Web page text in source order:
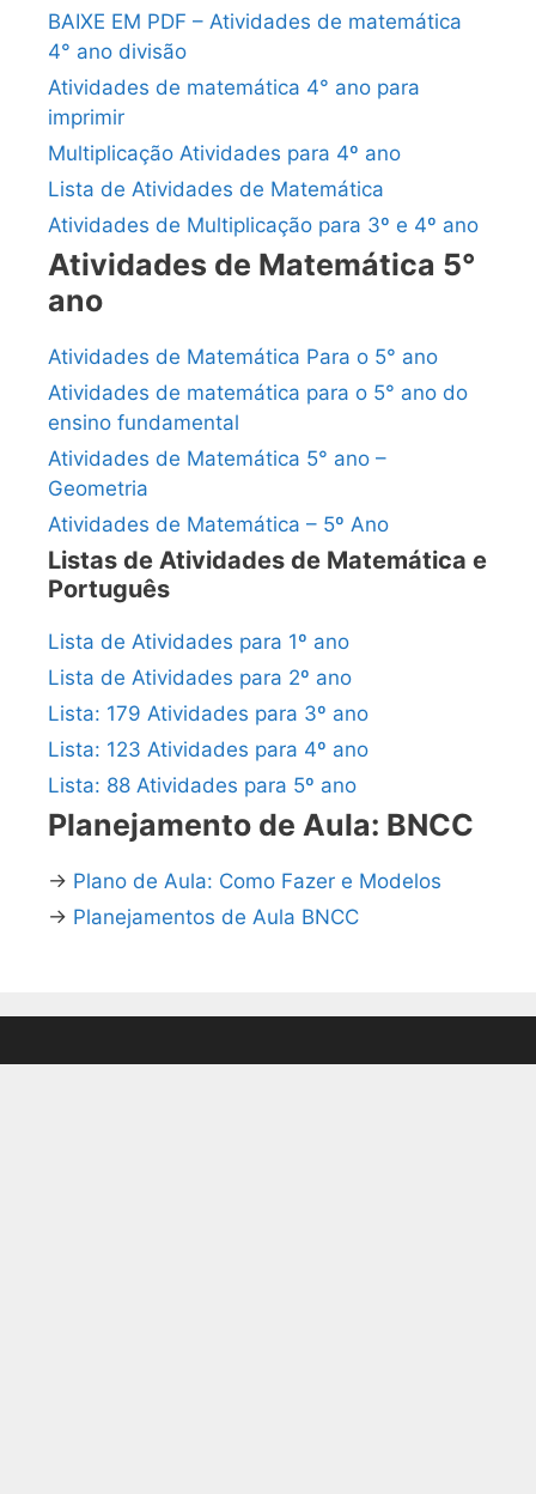
BAIXE EM PDF – Atividades de matemática
4° ano divisão
Atividades de matemática 4° ano para
imprimir
Multiplicação Atividades para 4º ano
Lista de Atividades de Matemática
Atividades de Multiplicação para 3º e 4º ano
Atividades de Matemática 5°
ano
Atividades de Matemática Para o 5° ano
Atividades de matemática para o 5° ano do
ensino fundamental
Atividades de Matemática 5° ano –
Geometria
Atividades de Matemática – 5º Ano
Listas de Atividades de Matemática e
Português
Lista de Atividades para 1º ano
Lista de Atividades para 2º ano
Lista: 179 Atividades para 3º ano
Lista: 123 Atividades para 4º ano
Lista: 88 Atividades para 5º ano
Planejamento de Aula: BNCC
→ Plano de Aula: Como Fazer e Modelos
→ Planejamentos de Aula BNCC